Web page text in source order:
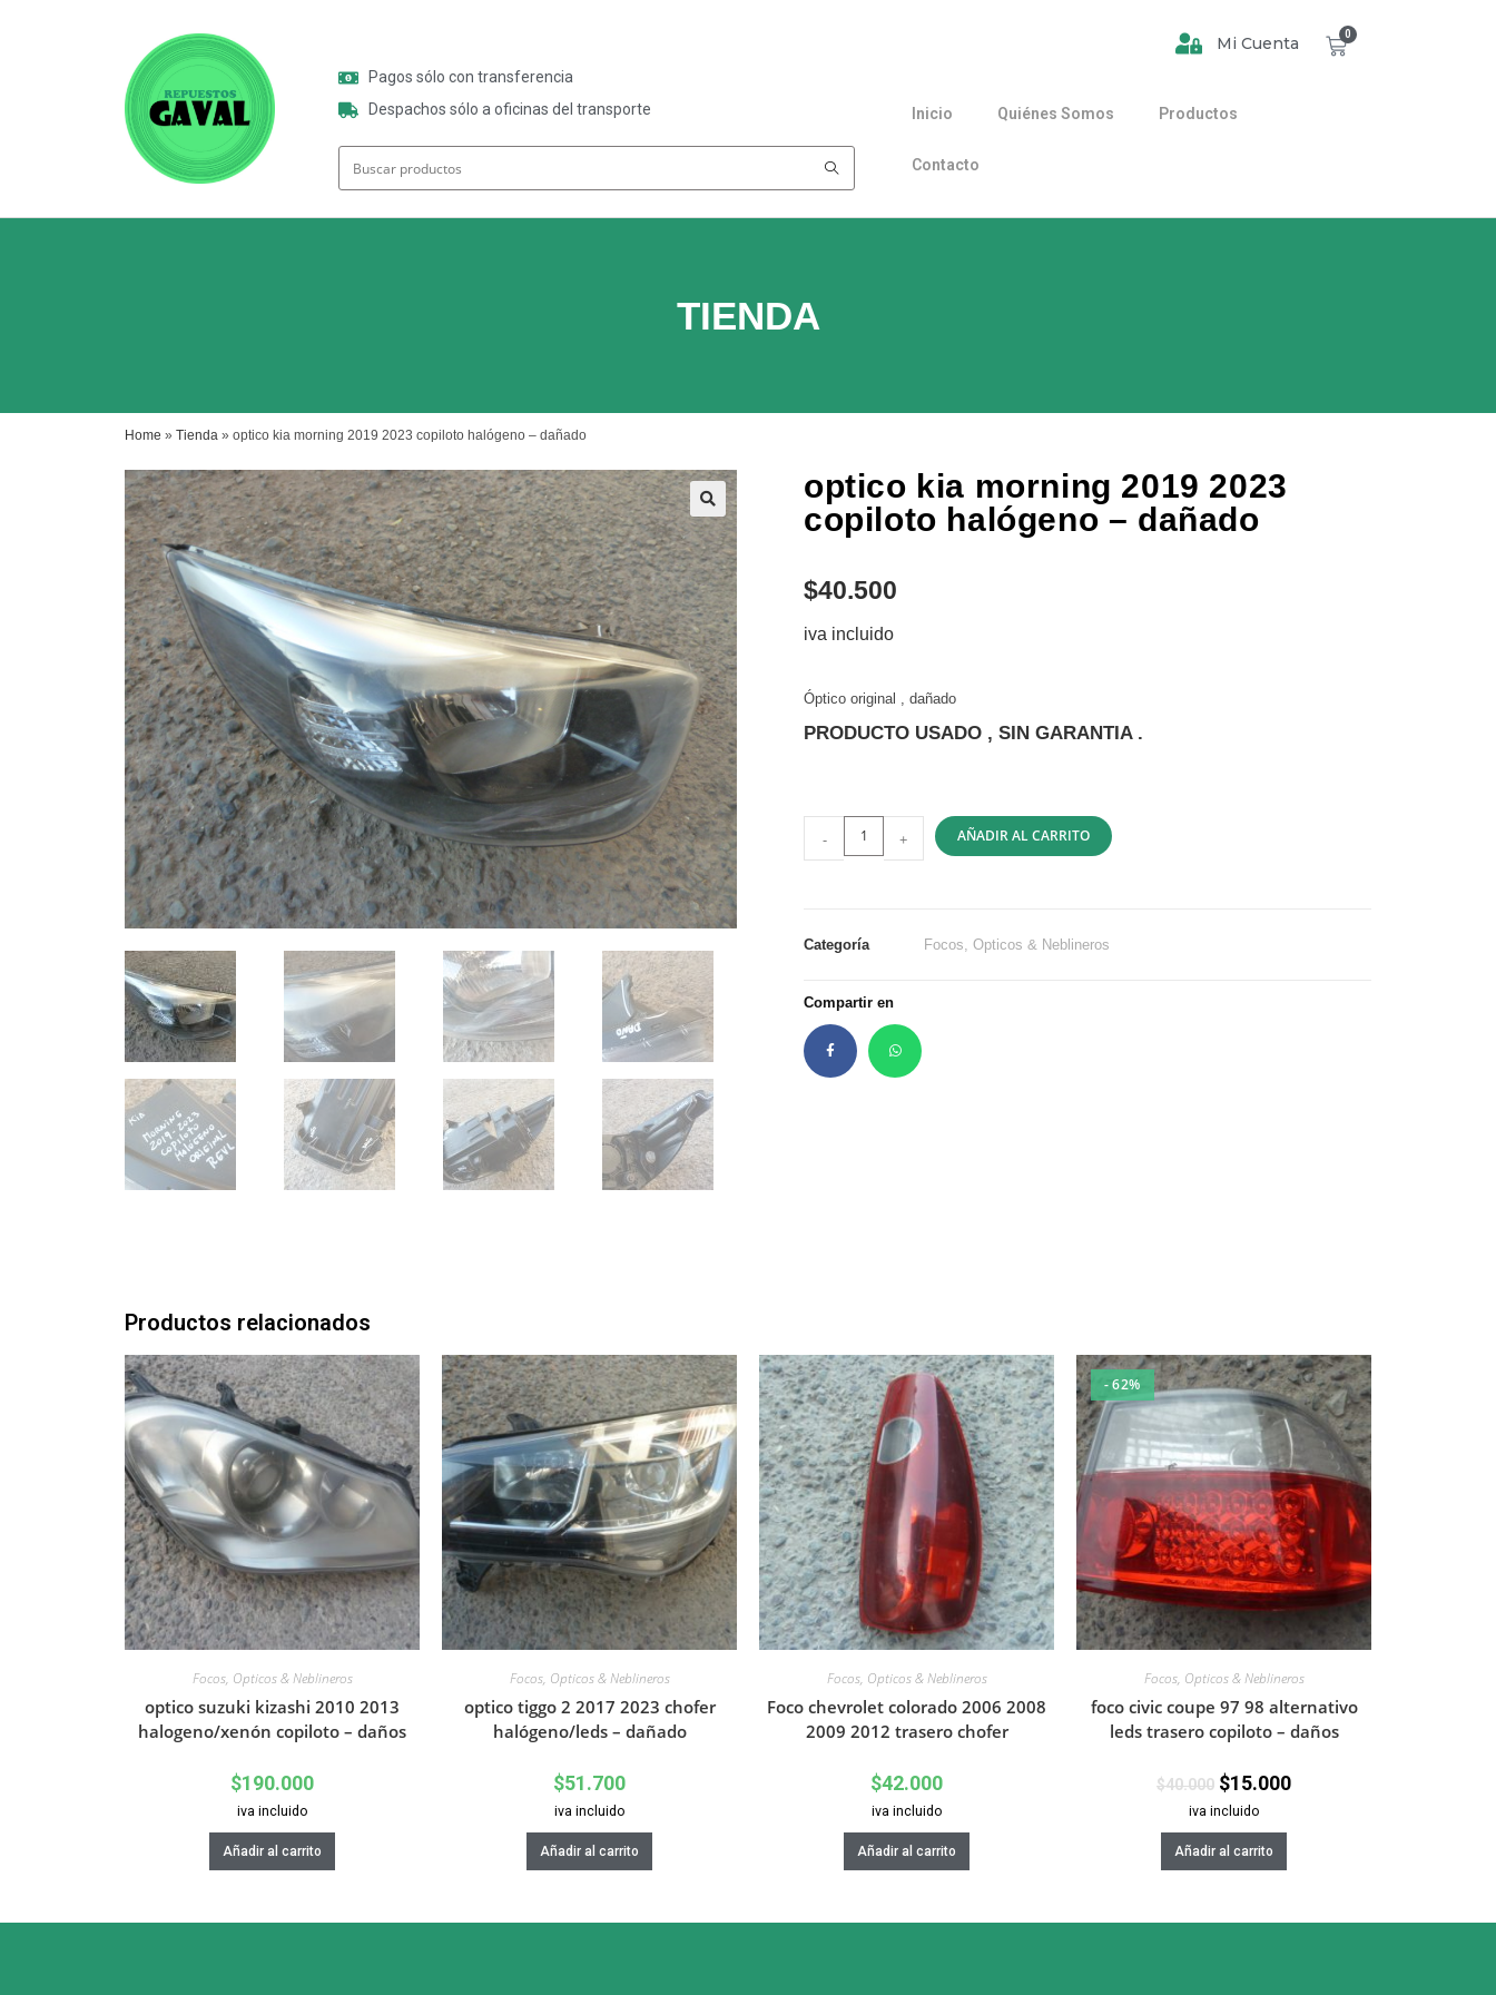
Pagos sólo con transferencia
Despachos sólo a oficinas del transporte
Mi Cuenta 0
Inicio Quiénes Somos Productos
Contacto
TIENDA
Home » Tienda » optico kia morning 2019 2023 copiloto halógeno – dañado
optico kia morning 2019 2023
copiloto halógeno – dañado
$40.500
iva incluido
Óptico original , dañado
PRODUCTO USADO , SIN GARANTIA .
- + AÑADIR AL CARRITO
Categoría Focos, Opticos & Neblineros
Compartir en
Productos relacionados
Focos, Opticos & Neblineros
optico suzuki kizashi 2010 2013
halogeno/xenón copiloto – daños
$190.000
iva incluido
Añadir al carrito
Focos, Opticos & Neblineros
optico tiggo 2 2017 2023 chofer
halógeno/leds – dañado
$51.700
iva incluido
Añadir al carrito
Focos, Opticos & Neblineros
Foco chevrolet colorado 2006 2008
2009 2012 trasero chofer
$42.000
iva incluido
Añadir al carrito
- 62%
Focos, Opticos & Neblineros
foco civic coupe 97 98 alternativo
leds trasero copiloto – daños
$40.000 $15.000
iva incluido
Añadir al carrito